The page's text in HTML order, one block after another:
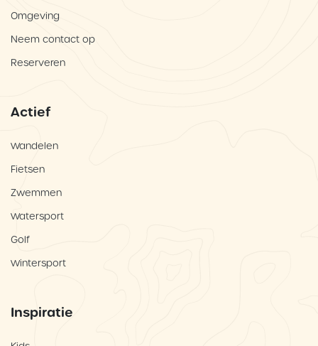
Omgeving
Neem contact op
Reserveren
Actief
Wandelen
Fietsen
Zwemmen
Watersport
Golf
Wintersport
Inspiratie